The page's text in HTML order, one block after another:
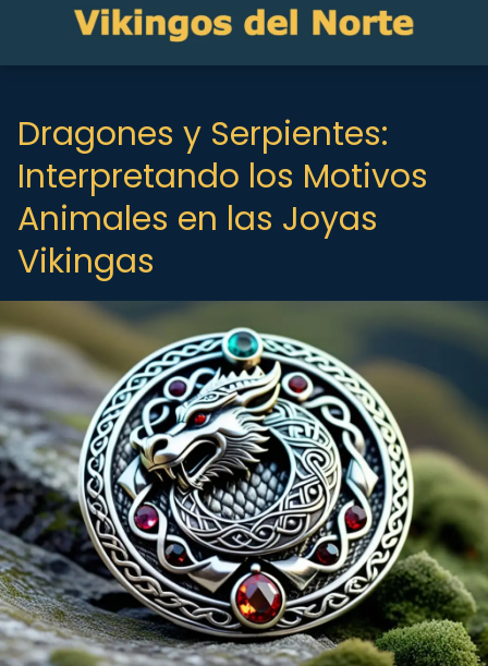
Dragones y Serpientes:
Interpretando los Motivos
Animales en las Joyas
Vikingas